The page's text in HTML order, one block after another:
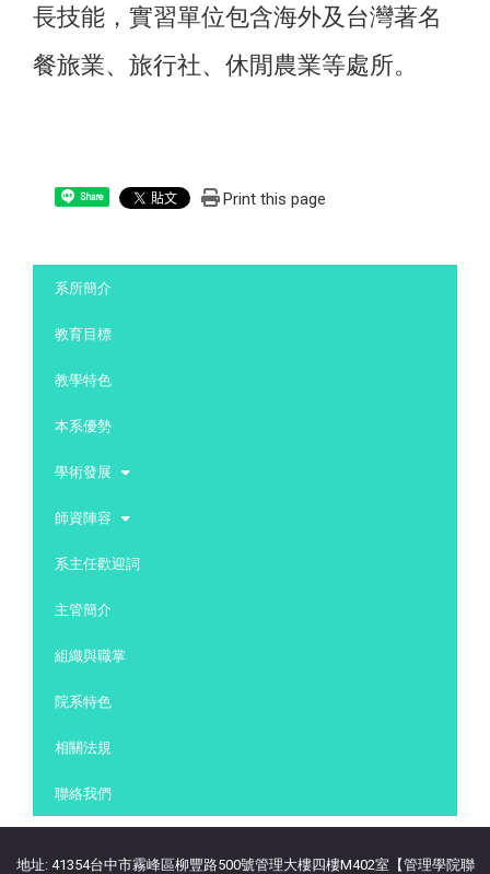
長技能，實習單位包含海外及台灣著名
餐旅業、旅行社、休閒農業等處所。
Share Print this page
系所簡介
教育目標
教學特色
本系優勢
學術發展
師資陣容
系主任歡迎詞
主管簡介
組織與職掌
院系特色
相關法規
聯絡我們
地址: 41354台中市霧峰區柳豐路500號管理大樓四樓M402室【管理學院聯